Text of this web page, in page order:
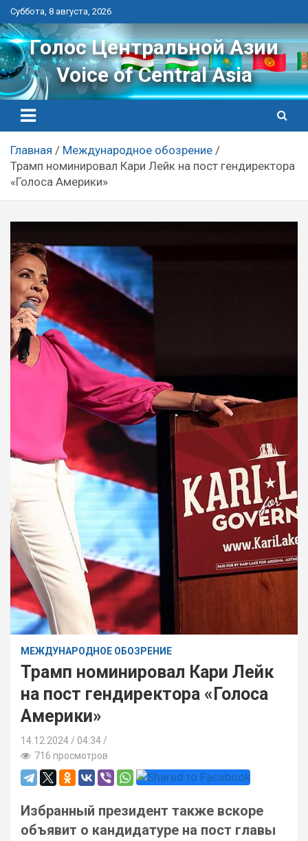
Перейти
к
контенту
Суббота, 8 августа, 2026
Голос Центральной Азии
Voice of Central Asia
Главная
Международное обозрение
Трамп номинировал Кари Лейк на пост гендиректора
«Голоса Америки»
МЕЖДУНАРОДНОЕ ОБОЗРЕНИЕ
Трамп номинировал Кари Лейк
на пост гендиректора «Голоса
Америки»
14.12.2024
04:34 /
716 просмотров
Избранный президент также вскоре
объявит о кандидатуре на пост главы